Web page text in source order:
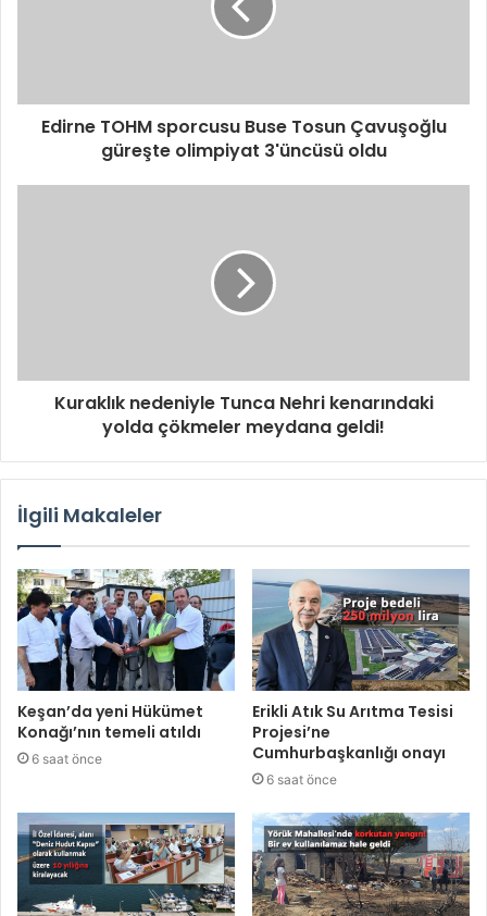
Edirne TOHM sporcusu Buse Tosun Çavuşoğlu
güreşte olimpiyat 3'üncüsü oldu
Kuraklık nedeniyle Tunca Nehri kenarındaki
yolda çökmeler meydana geldi!
İlgili Makaleler
Keşan’da yeni Hükümet
Konağı’nın temeli atıldı
6 saat önce
Erikli Atık Su Arıtma Tesisi
Projesi’ne
Cumhurbaşkanlığı onayı
6 saat önce